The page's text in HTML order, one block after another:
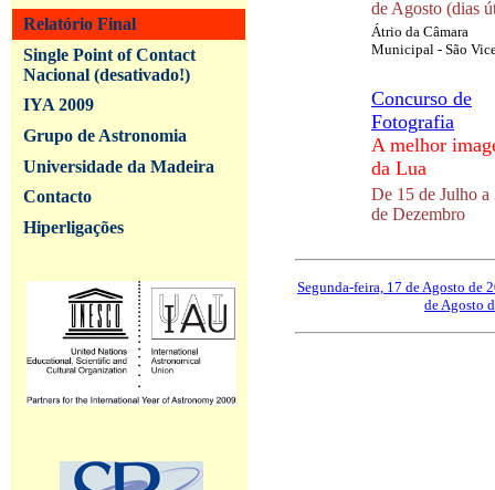
Relatório Final
Single Point of Contact
Nacional (desativado!)
IYA 2009
Grupo de Astronomia
Universidade da Madeira
Contacto
Hiperligações
de Agosto (dias
Átrio da Câmara
Municipal - São
Concurso de
Fotografia
A melhor
da Lua
De 15 de Julho a
de Dezembro
Segunda-feira, 17 de Agosto de
de Agosto